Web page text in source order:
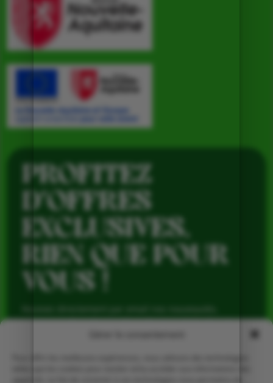
PROFITEZ
D’OFFRES
EXCLUSIVES,
RIEN QUE POUR
VOUS !
avantages réservés aux abonnés et produits de saison,